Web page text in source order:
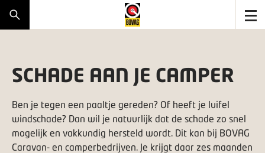
SCHADE AAN JE CAMPER
Ben je tegen een paaltje gereden? Of heeft je luifel
windschade? Dan wil je natuurlijk dat de schade zo snel
mogelijk en vakkundig hersteld wordt. Dit kan bij BOVAG
Caravan- en camperbedrijven. Je krijgt daar zes maanden